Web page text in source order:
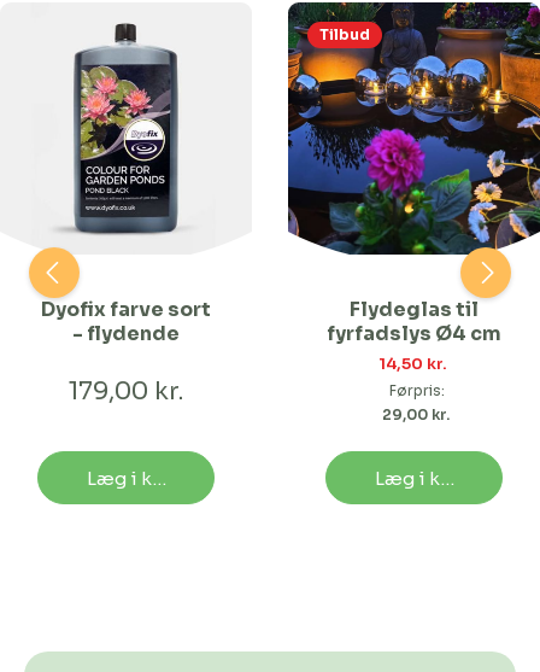
Dyofix farve sort
- flydende
179,00 kr.
Læg i kurv
Tilbud
Flydeglas til
fyrfadslys Ø4 cm
14,50 kr.
Førpris:
29,00 kr.
Læg i kurv